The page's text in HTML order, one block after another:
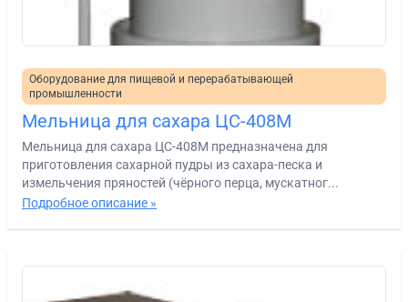
Оборудование для пищевой и перерабатывающей
промышленности
Мельница для сахара ЦС-408М
Мельница для сахара ЦС-408М предназначена для
приготовления сахарной пудры из сахара-песка и
измельчения пряностей (чёрного перца, мускатног...
Подробное описание »